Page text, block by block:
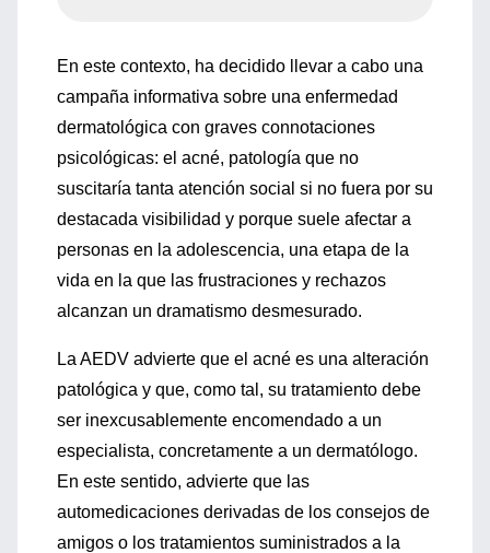
En este contexto, ha decidido llevar a cabo una
campaña informativa sobre una enfermedad
dermatológica con graves connotaciones
psicológicas: el acné, patología que no
suscitaría tanta atención social si no fuera por su
destacada visibilidad y porque suele afectar a
personas en la adolescencia, una etapa de la
vida en la que las frustraciones y rechazos
alcanzan un dramatismo desmesurado.
La AEDV advierte que el acné es una alteración
patológica y que, como tal, su tratamiento debe
ser inexcusablemente encomendado a un
especialista, concretamente a un dermatólogo.
En este sentido, advierte que las
automedicaciones derivadas de los consejos de
amigos o los tratamientos suministrados a la